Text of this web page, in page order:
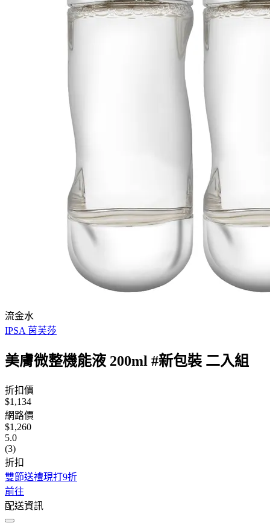
流金水
IPSA 茵芙莎
美膚微整機能液 200ml #新包裝 二入組
折扣價
$1,134
網路價
$1,260
5.0
(3)
折扣
雙節送禮現打9折
前往
配送資訊